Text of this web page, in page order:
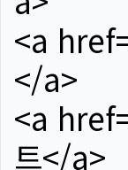
<a
</a>
<a
트</a>